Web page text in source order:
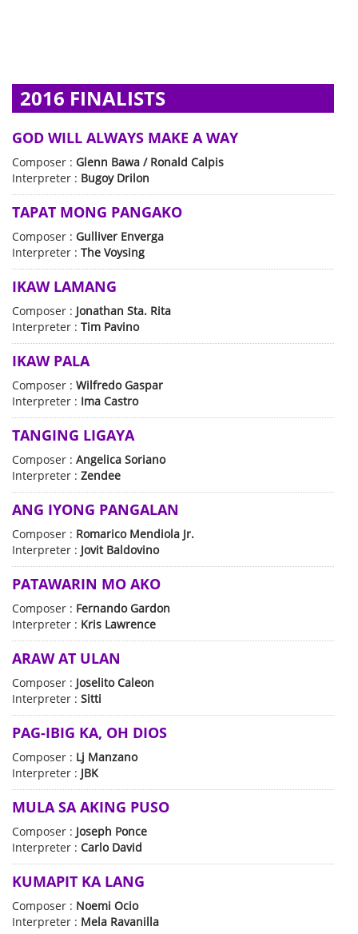
2016 FINALISTS
GOD WILL ALWAYS MAKE A WAY
Composer : Glenn Bawa / Ronald Calpis
Interpreter : Bugoy Drilon
TAPAT MONG PANGAKO
Composer : Gulliver Enverga
Interpreter : The Voysing
IKAW LAMANG
Composer : Jonathan Sta. Rita
Interpreter : Tim Pavino
IKAW PALA
Composer : Wilfredo Gaspar
Interpreter : Ima Castro
TANGING LIGAYA
Composer : Angelica Soriano
Interpreter : Zendee
ANG IYONG PANGALAN
Composer : Romarico Mendiola Jr.
Interpreter : Jovit Baldovino
PATAWARIN MO AKO
Composer : Fernando Gardon
Interpreter : Kris Lawrence
ARAW AT ULAN
Composer : Joselito Caleon
Interpreter : Sitti
PAG-IBIG KA, OH DIOS
Composer : Lj Manzano
Interpreter : JBK
MULA SA AKING PUSO
Composer : Joseph Ponce
Interpreter : Carlo David
KUMAPIT KA LANG
Composer : Noemi Ocio
Interpreter : Mela Ravanilla